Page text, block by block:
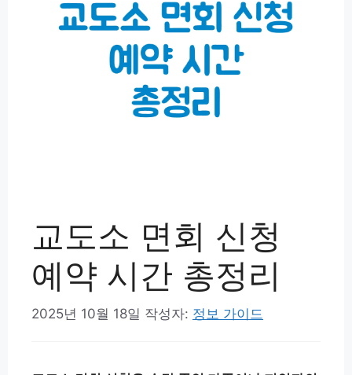
교도소 면회 신청
예약 시간 총정리
2025년 10월 18일 작성자: 정보 가이드